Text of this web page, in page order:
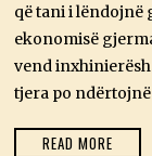
2
0
2
6
që tani i lëndojnë
ekonomisë
vend
tjera po ndërtojnë
READ MORE